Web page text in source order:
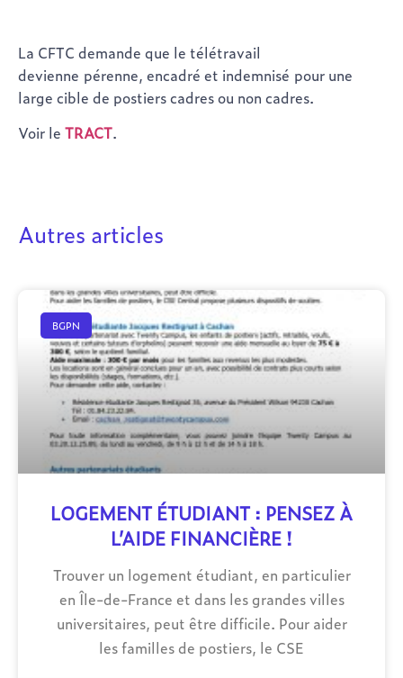
La CFTC demande que le télétravail
devienne pérenne, encadré et indemnisé pour une
large cible de postiers cadres ou non cadres.
Voir le TRACT.
Autres articles
BGPN
LOGEMENT ÉTUDIANT : PENSEZ À
L’AIDE FINANCIÈRE !
Trouver un logement étudiant, en particulier
en Île-de-France et dans les grandes villes
universitaires, peut être difficile. Pour aider
les familles de postiers, le CSE